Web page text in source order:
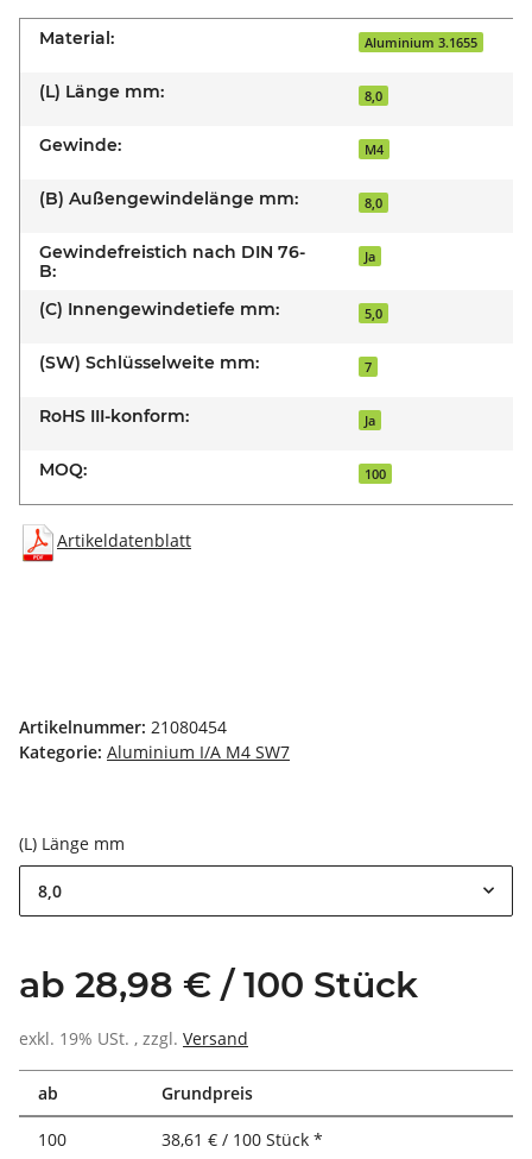
Material: Aluminium 3.1655
(L) Länge mm: 8,0
Gewinde: M4
(B) Außengewindelänge mm: 8,0
Gewindefreistich nach DIN 76-
B:
Ja
(C) Innengewindetiefe mm: 5,0
(SW) Schlüsselweite mm: 7
RoHS III-konform: Ja
MOQ: 100
Artikeldatenblatt
Artikelnummer: 21080454
Kategorie: Aluminium I/A M4 SW7
(L) Länge mm
8,0
ab 28,98 € / 100 Stück
exkl. 19% USt. , zzgl. Versand
ab Grundpreis
100 38,61 € / 100 Stück *